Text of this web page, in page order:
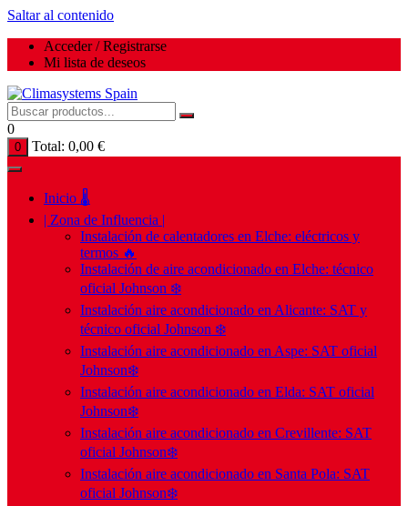
Saltar al contenido
Acceder / Registrarse
Mi lista de deseos
0
0 Total: 0,00 €
Inicio 🌡️
| Zona de Influencia |
Instalación de calentadores en Elche: eléctricos y
termos 🔥
Instalación de aire acondicionado en Elche: técnico
oficial Johnson ❄️
Instalación aire acondicionado en Alicante: SAT y
técnico oficial Johnson ❄️
Instalación aire acondicionado en Aspe: SAT oficial
Johnson❄️
Instalación aire acondicionado en Elda: SAT oficial
Johnson❄️
Instalación aire acondicionado en Crevillente: SAT
oficial Johnson❄️
Instalación aire acondicionado en Santa Pola: SAT
oficial Johnson❄️